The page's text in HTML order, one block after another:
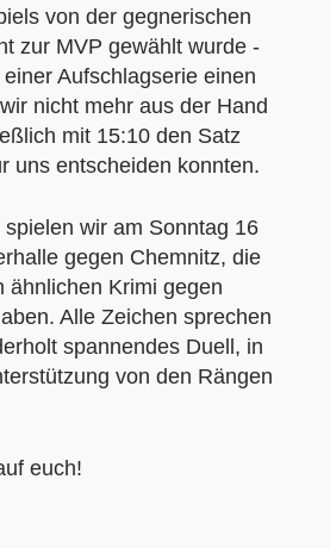
von der gegnerischen
zur MVP gewählt wurde -
Aufschlagserie einen
nicht mehr aus der Hand
mit 15:10 den Satz
uns entscheiden konnten.
wir am Sonntag 16
gegen Chemnitz, die
ähnlichen Krimi gegen
Alle Zeichen sprechen
spannendes Duell, in
von den Rängen
euch!